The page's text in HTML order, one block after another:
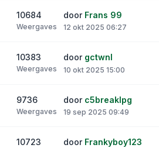
10684
Weergaves
door Frans 99
12 okt 2025 06:27
10383
Weergaves
door gctwnl
10 okt 2025 15:00
9736
Weergaves
door c5breaklpg
19 sep 2025 09:49
10723 door Frankyboy123